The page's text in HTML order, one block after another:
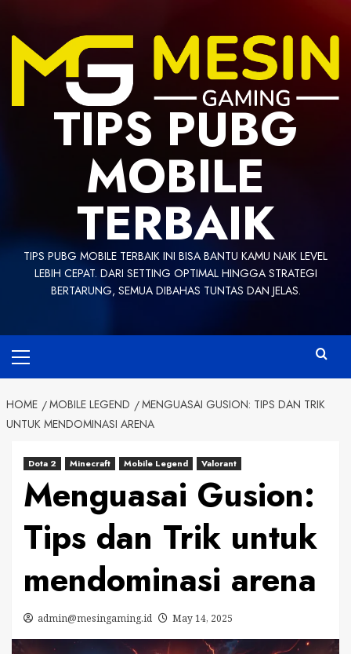
content
TIPS PUBG
MOBILE
TERBAIK
TIPS PUBG MOBILE TERBAIK INI BISA BANTU KAMU NAIK LEVEL
LEBIH CEPAT. DARI SETTING OPTIMAL HINGGA STRATEGI
BERTARUNG, SEMUA DIBAHAS TUNTAS DAN JELAS.
Menu
HOME MOBILE LEGEND
MENGUASAI GUSION: TIPS DAN TRIK
UNTUK MENDOMINASI ARENA
Dota 2 Minecraft Mobile Legend Valorant
Menguasai Gusion:
Tips dan Trik untuk
mendominasi arena
admin@mesingaming.id May 14, 2025